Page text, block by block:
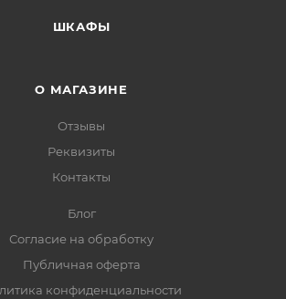
ШКАФЫ
О МАГАЗИНЕ
Отзывы
Реквизиты
Контакты
Блог
Согласие на обработку
Публичная оферта
конфиденциальности